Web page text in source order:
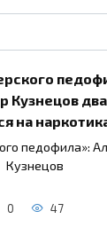
Кузнецов
на
педофила»:
Кузнецов
0 47